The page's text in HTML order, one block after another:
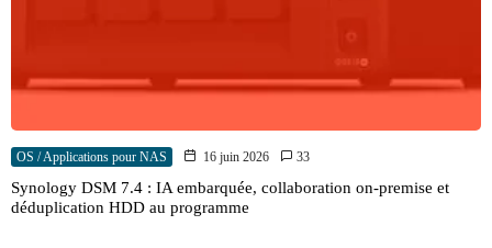
OS / Applications pour NAS 16 juin 2026 33
Synology DSM 7.4 : IA embarquée, collaboration on-premise et
déduplication HDD au programme